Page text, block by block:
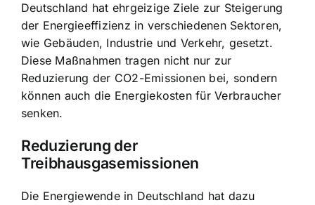
Deutschland hat ehrgeizige Ziele zur Steigerung
der Energieeffizienz in verschiedenen Sektoren,
wie Gebäuden, Industrie und Verkehr, gesetzt.
Diese Maßnahmen tragen nicht nur zur
Reduzierung der CO2-Emissionen bei, sondern
können auch die Energiekosten für Verbraucher
senken.
Reduzierung der
Treibhausgasemissionen
Die Energiewende in Deutschland hat dazu